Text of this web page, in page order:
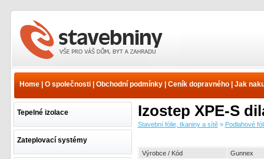
sítě - Podlahové fólie a
dilatační pásky - Gunnex |
Home| O společnosti| Obchodní podmínky| Ceník dopravného| Jak
Tepelné izolace
Zateplovací systémy
Izostep XPE-S
Stavební fólie, tkaniny a sítě» Podlahové
Výrobce / Kód
Gunnex